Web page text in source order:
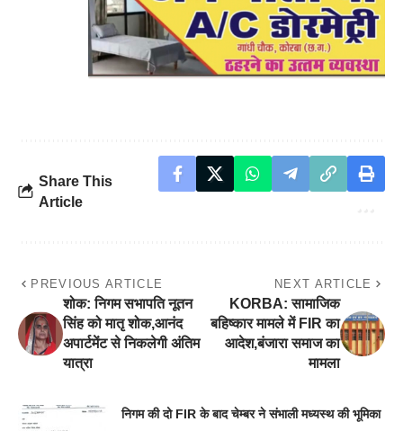
Share This
Article
PREVIOUS ARTICLE
शोक: निगम सभापति नूतन
सिंह को मातृ शोक,आनंद
अपार्टमेंट से निकलेगी अंतिम
यात्रा
NEXT ARTICLE
KORBA: सामाजिक
बहिष्कार मामले में FIR का
आदेश,बंजारा समाज का
मामला
निगम की दो FIR के बाद चेम्बर ने संभाली मध्यस्थ की भूमिका